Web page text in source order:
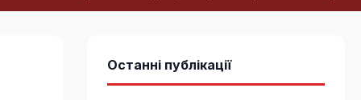
Останні публікації